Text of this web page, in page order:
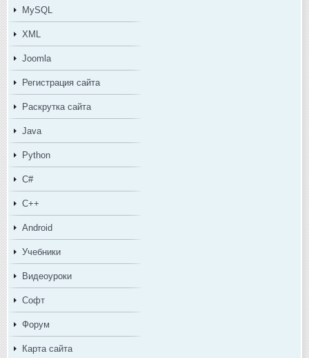
MySQL
XML
Joomla
Регистрация сайта
Раскрутка сайта
Java
Python
C#
C++
Android
Учебники
Видеоуроки
Софт
Форум
Карта сайта